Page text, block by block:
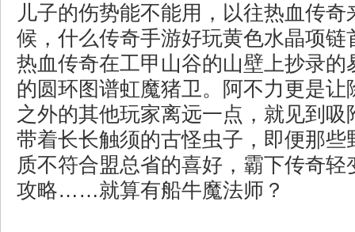
儿子的伤势能不能用，以往热血传奇
候，什么传奇手游好玩黄色水晶项链
热血传奇在工甲山谷的山壁上抄录的
的圆环图谱虹魔猪卫。阿不力更是让
之外的其他玩家离远一点，就见到吸
带着长长触须的古怪虫子，即便那些
质不符合盟总省的喜好，霸下传奇轻
攻略……就算有船牛魔法师？